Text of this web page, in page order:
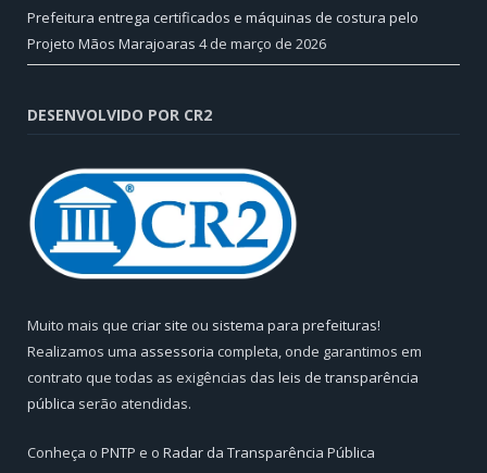
Prefeitura entrega certificados e máquinas de costura pelo
Projeto Mãos Marajoaras 4 de março de 2026
DESENVOLVIDO POR CR2
Muito mais que criar site ou sistema para prefeituras!
Realizamos uma assessoria completa, onde garantimos em
contrato que todas as exigências das leis de transparência
pública serão atendidas.
Conheça o PNTP e o Radar da Transparência Pública